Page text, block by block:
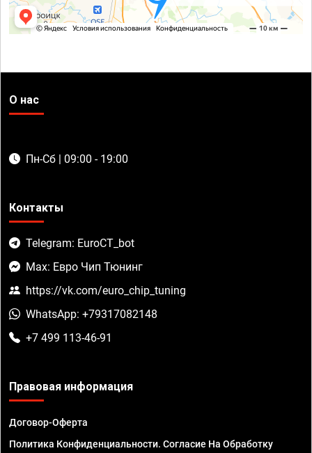
О нас
Пн-Сб | 09:00 - 19:00
Контакты
Telegram: EuroCT_bot
Max: Евро Чип Тюнинг
https://vk.com/euro_chip_tuning
WhatsApp: +79317082148
+7 499 113-46-91
Правовая информация
Договор-Оферта
Политика Конфиденциальности. Согласие На Обработку